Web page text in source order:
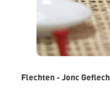
Flechten - Jonc